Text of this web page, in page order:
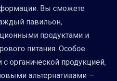
Вы сможете
павильон,
продуктами и
питания. Особое
органической продукцией,
альтернативами —